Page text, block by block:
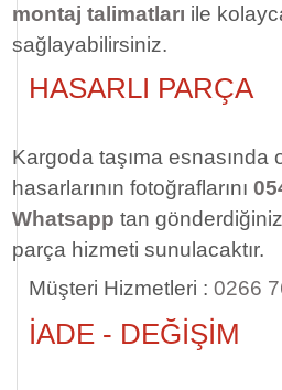
montaj talimatları ile
sağlayabilirsiniz.
HASARLI PARÇA
Kargoda taşıma esnasında
hasarlarının fotoğraflarını
Whatsapp tan
parça hizmeti sunulacaktır.
Müşteri Hizmetleri : 0266
İADE - DEĞİŞİM